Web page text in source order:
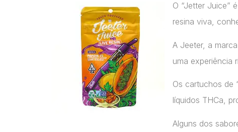
O “Jetter Juice”
resina viva,
A Jeeter, a
uma experiência
Os cartuchos de
líquidos THCa,
Alguns dos